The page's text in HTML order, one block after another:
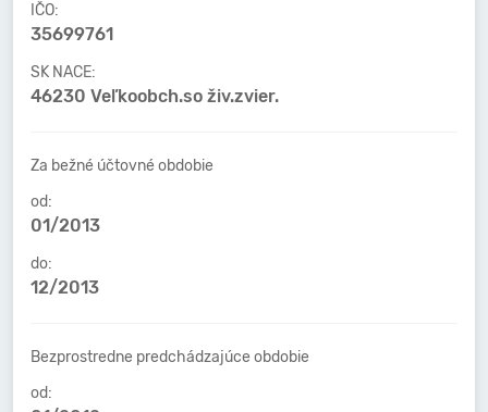
IČO:
35699761
SK NACE:
46230 Veľkoobch.so živ.zvier.
Za bežné účtovné obdobie
od:
01/2013
do:
12/2013
Bezprostredne predchádzajúce obdobie
od: